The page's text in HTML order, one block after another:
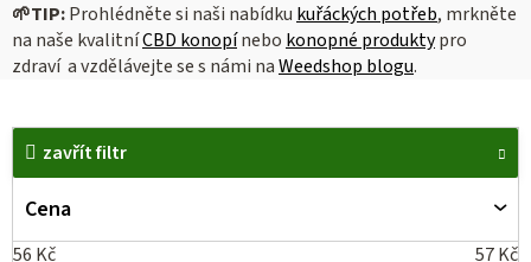
🌱TIP:Prohlédněte si naši nabídku kuřáckých potřeb, mrkněte
na naše kvalitníCBD konopínebo konopné produktypro
zdraví a vzdělávejte se s námi naWeedshop blogu.
zavřít filtr
Cena
56 Kč 57Kč
V
p
i